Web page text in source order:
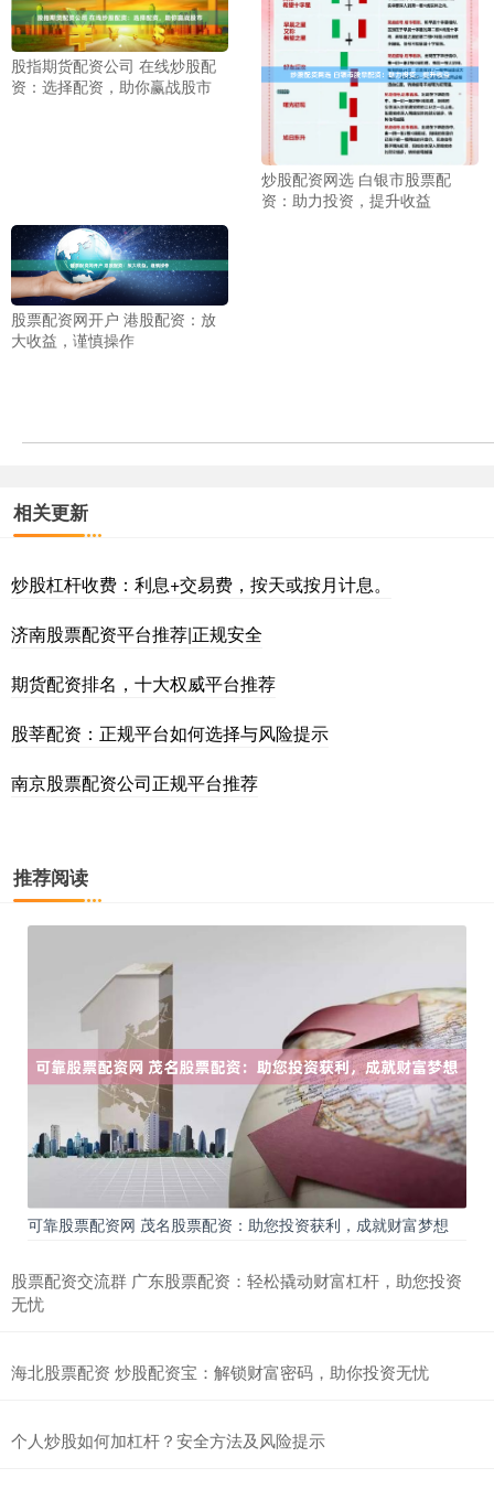
股指期货配资公司 在线炒股配
资：选择配资，助你赢战股市
炒股配资网选 白银市股票配
资：助力投资，提升收益
股票配资网开户 港股配资：放
大收益，谨慎操作
相关更新
炒股杠杆收费：利息+交易费，按天或按月计息。
济南股票配资平台推荐|正规安全
期货配资排名，十大权威平台推荐
股莘配资：正规平台如何选择与风险提示
南京股票配资公司正规平台推荐
推荐阅读
可靠股票配资网 茂名股票配资：助您投资获利，成就财富梦想
股票配资交流群 广东股票配资：轻松撬动财富杠杆，助您投资
无忧
海北股票配资 炒股配资宝：解锁财富密码，助你投资无忧
个人炒股如何加杠杆？安全方法及风险提示